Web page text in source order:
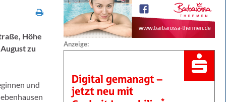
Höhe
zu
und
Anzeige: